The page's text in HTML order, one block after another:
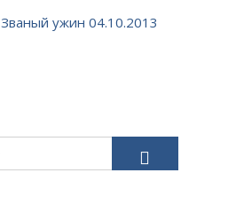
Званый ужин 04.10.2013